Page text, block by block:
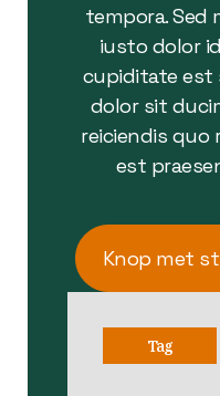
tempora. Sed
iusto dolor
cupiditate
dolor sit
reiciendis
est
Knop met
Tag